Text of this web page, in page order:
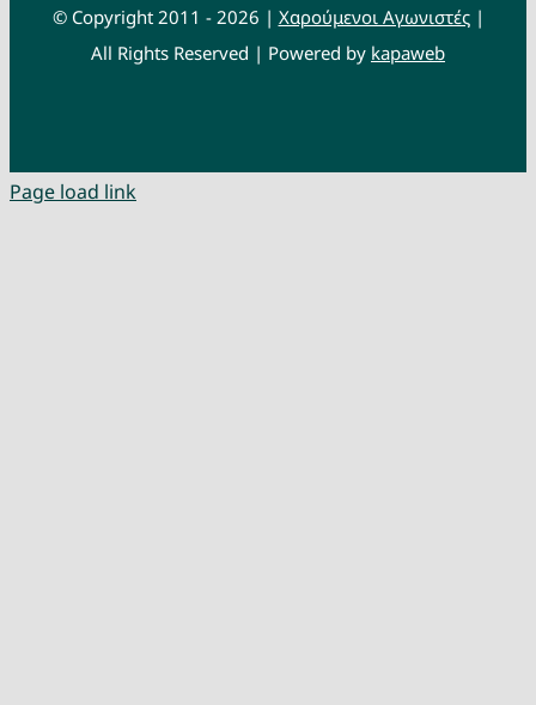
© Copyright 2011 - 2026 | Χαρούμενοι Αγωνιστές|
All Rights Reserved | Powered by kapaweb
Page load link